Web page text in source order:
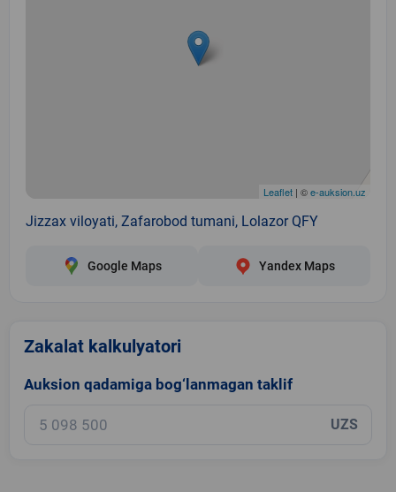
Leaflet | ©e-auksion.uz
Jizzax viloyati, Zafarobod tumani, Lolazor QFY
Google Maps Yandex Maps
Zakalat kalkulyatori
Auksion qadamiga bog‘lanmagan taklif
UZS